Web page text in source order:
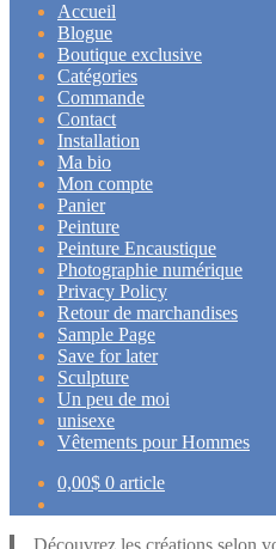
Accueil
Blogue
Boutique exclusive
Catégories
Commande
Contact
Installation
Ma bio
Mon compte
Panier
Peinture
Peinture Encaustique
Photographie numérique
Privacy Policy
Retour de marchandises
Sample Page
Save for later
Sculpture
Un peu de moi
unisexe
Vêtements pour Hommes
0,00$ 0 article
Découvrez les créations selon